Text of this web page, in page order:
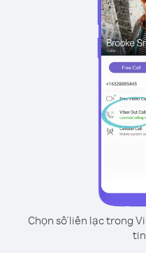
Chọn số liên lạc trong